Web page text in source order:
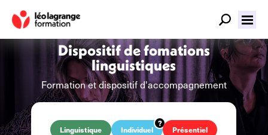
Dispositif de fomations
linguistiques
Formation et dispositif d'accompagnement
Linguistique Individuel Présentiel